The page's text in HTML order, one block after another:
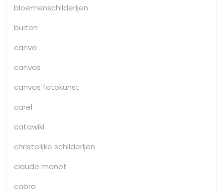
bloemenschilderijen
buiten
canva
canvas
canvas fotokunst
carel
catawiki
christelijke schilderijen
claude monet
cobra